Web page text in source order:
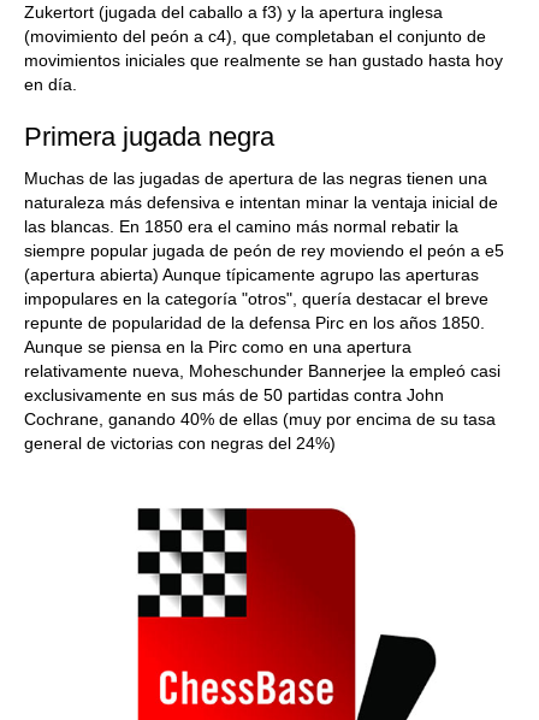
Zukertort (jugada del caballo a f3) y la apertura inglesa
(movimiento del peón a c4), que completaban el conjunto de
movimientos iniciales que realmente se han gustado hasta hoy
en día.
Primera jugada negra
Muchas de las jugadas de apertura de las negras tienen una
naturaleza más defensiva e intentan minar la ventaja inicial de
las blancas. En 1850 era el camino más normal rebatir la
siempre popular jugada de peón de rey moviendo el peón a e5
(apertura abierta) Aunque típicamente agrupo las aperturas
impopulares en la categoría "otros", quería destacar el breve
repunte de popularidad de la defensa Pirc en los años 1850.
Aunque se piensa en la Pirc como en una apertura
relativamente nueva, Moheschunder Bannerjee la empleó casi
exclusivamente en sus más de 50 partidas contra John
Cochrane, ganando 40% de ellas (muy por encima de su tasa
general de victorias con negras del 24%)